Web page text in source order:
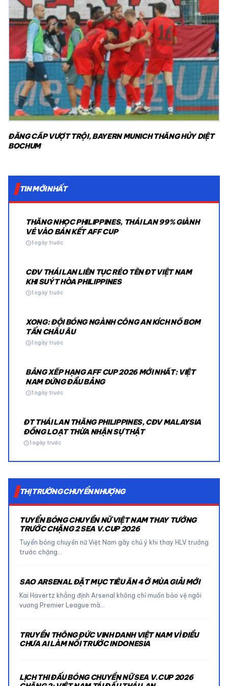
ĐẲNG CẤP VƯỢT TRỘI, BAYERN MUNICH THẮNG HỦY DIỆT
BOCHUM
TIN MỚI NHẤT
THẮNG NHỌC PHILIPPINES, THÁI LAN 99% GIÀNH
VÉ VÀO BÁN KẾT AFF CUP
schedule1 ngày trước
CĐV THÁI LAN LIÊN TỤC RÉO TÊN ĐT VIỆT NAM
KHI SUÝT HÒA PHILIPPINES
schedule1 ngày trước
XONG: ĐỘI BÓNG NGÀNH CÔNG AN KÍCH NỔ BOM
TẤN CHÂU ÂU
schedule1 ngày trước
BẢNG XẾP HẠNG AFF CUP 2026 MỚI NHẤT: VIỆT
NAM ĐỨNG ĐẦU BẢNG
schedule1 ngày trước
ĐT THÁI LAN THẮNG PHILIPPINES, CĐV MALAYSIA
ĐỒNG LOẠT THỪA NHẬN SỰ THẬT
schedule1 ngày trước
THỊ TRƯỜNG CHUYỂN NHƯỢNG
TUYỂN BÓNG CHUYỀN NỮ VIỆT NAM THAY TƯỚNG
TRƯỚC CHẶNG 2 SEA V.CUP 2026
Tuyển bóng chuyền nữ Việt Nam gây chú ý khi thay HLV trưởng
trước chặng…
SAO ARSENAL ĐẶT MỤC TIÊU ĂN 4 Ở MÙA GIẢI MỚI
Kai Havertz khẳng định Arsenal không chỉ muốn bảo vệ ngôi
vương Premier League mà…
TRUYỀN THÔNG ĐỨC VINH DANH VIỆT NAM VÌ ĐIỀU
CHƯA AI LÀM NỔI TRƯỚC INDONESIA
LỊCH THI ĐẤU BÓNG CHUYỀN NỮ SEA V.CUP 2026